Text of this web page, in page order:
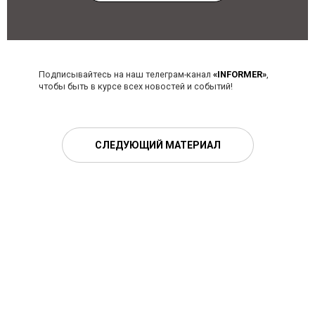
Подписывайтесь на наш телеграм-канал «INFORMER»,
чтобы быть в курсе всех новостей и событий!
СЛЕДУЮЩИЙ МАТЕРИАЛ